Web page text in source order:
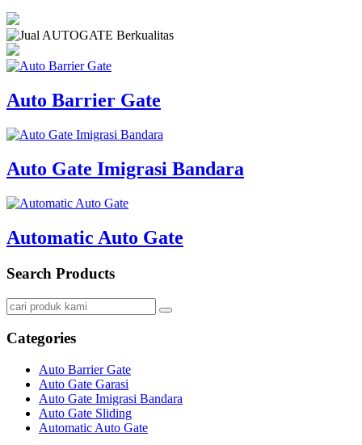
Auto Barrier Gate
Auto Gate Imigrasi Bandara
Automatic Auto Gate
Search Products
Categories
Auto Barrier Gate
Auto Gate Garasi
Auto Gate Imigrasi Bandara
Auto Gate Sliding
Automatic Auto Gate